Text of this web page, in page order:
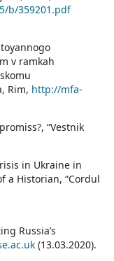
b/359201.pdf
v ramkah
Rim, http://mfa-
“Vestnik
in Ukraine in
a Historian, “Cordul
Russia’s
(13.03.2020).